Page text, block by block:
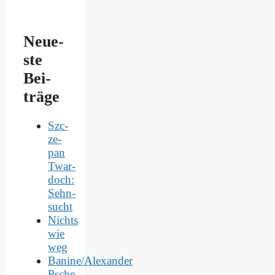
Neue­
ste
Bei­
trä­ge
Szc­
ze­
pan
Twar­
doch:
Sehn­
sucht
Nichts
wie
weg
Banine/Alexander